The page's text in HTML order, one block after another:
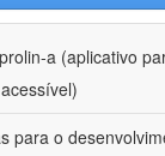
prolin-a (aplicativo
para o